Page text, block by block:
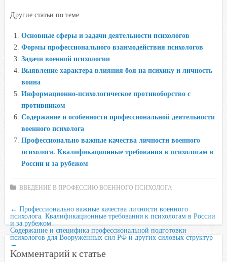
c
o
o
k
i
e
r
a
A
p
R
u
a
s
i
Другие статьи по теме:
Основные сферы и задачи деятельности психологов
Формы профессионального взаимодействия психологов
Задачи военной психологии
Выявление характера влияния боя на психику и личность
воина
Информационно-психологическое противоборство с
противником
Содержание и особенности профессиональной деятельности
военного психолога
Профессионально важные качества личности военного
психолога. Квалификационные требования к психологам в
России и за рубежом
ВВЕДЕНИЕ В ПРОФЕССИЮ ВОЕННОГО ПСИХОЛОГА
← Профессионально важные качества личности военного
психолога. Квалификационные требования к психологам в России
и за рубежом
Содержание и специфика профессиональной подготовки
психологов для Вооруженных сил РФ и других силовых структур
→
Комментарий к статье